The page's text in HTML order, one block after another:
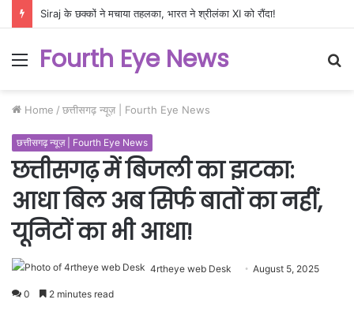
Siraj के छक्कों ने मचाया तहलका, भारत ने श्रीलंका XI को रौंदा!
Menu
Fourth Eye News
Home / छत्तीसगढ़ न्यूज़ | Fourth Eye News
छत्तीसगढ़ न्यूज़ | Fourth Eye News
छत्तीसगढ़ में बिजली का झटका:
आधा बिल अब सिर्फ बातों का नहीं,
यूनिटों का भी आधा!
4rtheye web Desk August 5, 2025
0 2 minutes read